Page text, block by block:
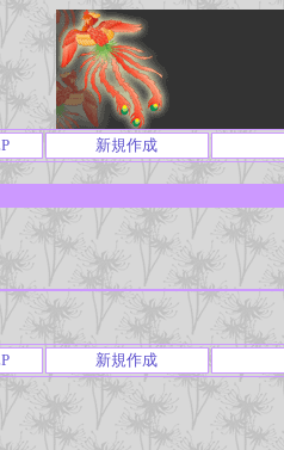
新規作成
新規作成